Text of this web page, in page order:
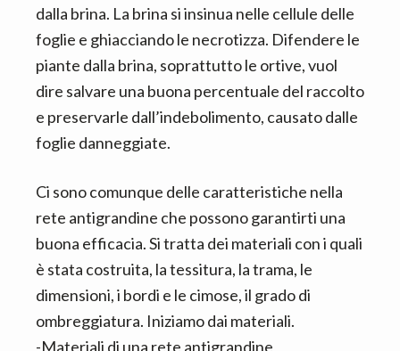
dalla brina. La brina si insinua nelle cellule delle
foglie e ghiacciando le necrotizza. Difendere le
piante dalla brina, soprattutto le ortive, vuol
dire salvare una buona percentuale del raccolto
e preservarle dall’indebolimento, causato dalle
foglie danneggiate.
Ci sono comunque delle caratteristiche nella
rete antigrandine che possono garantirti una
buona efficacia. Si tratta dei materiali con i quali
è stata costruita, la tessitura, la trama, le
dimensioni, i bordi e le cimose, il grado di
ombreggiatura. Iniziamo dai materiali.
-Materiali di una rete antigrandine